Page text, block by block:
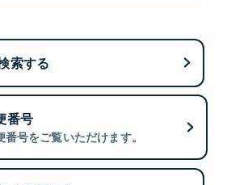
索する
番号
号をご覧いただけます。